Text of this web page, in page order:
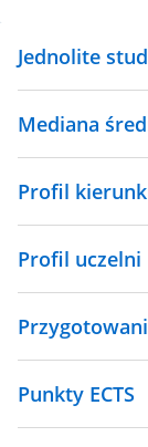
Jednolite
Mediana
Profil
Profil uczelni
Punkty ECTS